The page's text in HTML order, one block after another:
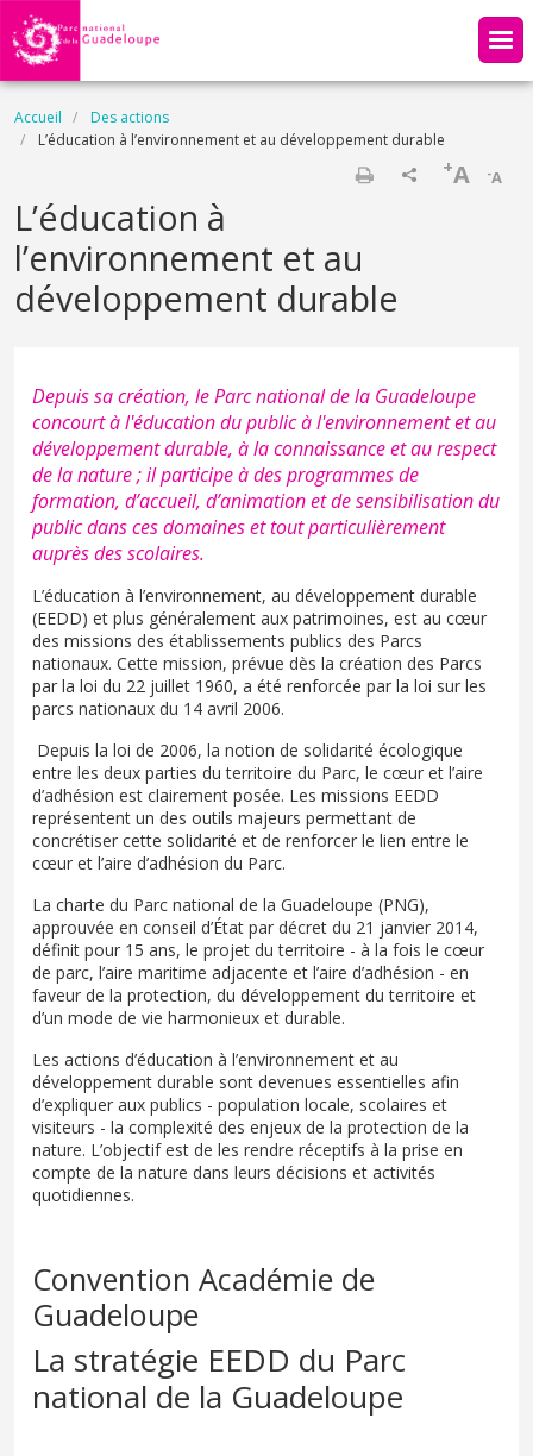
Aller au contenu principal
Fil d'Ariane
Accueil
Des actions
L’éducation à l’environnement et au développement durable
-A
+A
L’éducation à
l’environnement et au
développement durable
Depuis sa création, le Parc national de la Guadeloupe
concourt à l'éducation du public à l'environnement et au
développement durable, à la connaissance et au respect
de la nature ; il participe à des programmes de
formation, d’accueil, d’animation et de sensibilisation du
public dans ces domaines et tout particulièrement
auprès des scolaires.
L’éducation à l’environnement, au développement durable
(EEDD) et plus généralement aux patrimoines, est au cœur
des missions des établissements publics des Parcs
nationaux. Cette mission, prévue dès la création des Parcs
par la loi du 22 juillet 1960, a été renforcée par la loi sur les
parcs nationaux du 14 avril 2006.
Depuis la loi de 2006, la notion de solidarité écologique
entre les deux parties du territoire du Parc, le cœur et l’aire
d’adhésion est clairement posée. Les missions EEDD
représentent un des outils majeurs permettant de
concrétiser cette solidarité et de renforcer le lien entre le
cœur et l’aire d’adhésion du Parc.
La charte du Parc national de la Guadeloupe (PNG),
approuvée en conseil d’État par décret du 21 janvier 2014,
définit pour 15 ans, le projet du territoire - à la fois le cœur
de parc, l’aire maritime adjacente et l’aire d’adhésion - en
faveur de la protection, du développement du territoire et
d’un mode de vie harmonieux et durable.
Les actions d’éducation à l’environnement et au
développement durable sont devenues essentielles afin
d’expliquer aux publics - population locale, scolaires et
visiteurs - la complexité des enjeux de la protection de la
nature. L’objectif est de les rendre réceptifs à la prise en
compte de la nature dans leurs décisions et activités
quotidiennes.
Convention Académie de
Guadeloupe
La stratégie EEDD du Parc
national de la Guadeloupe